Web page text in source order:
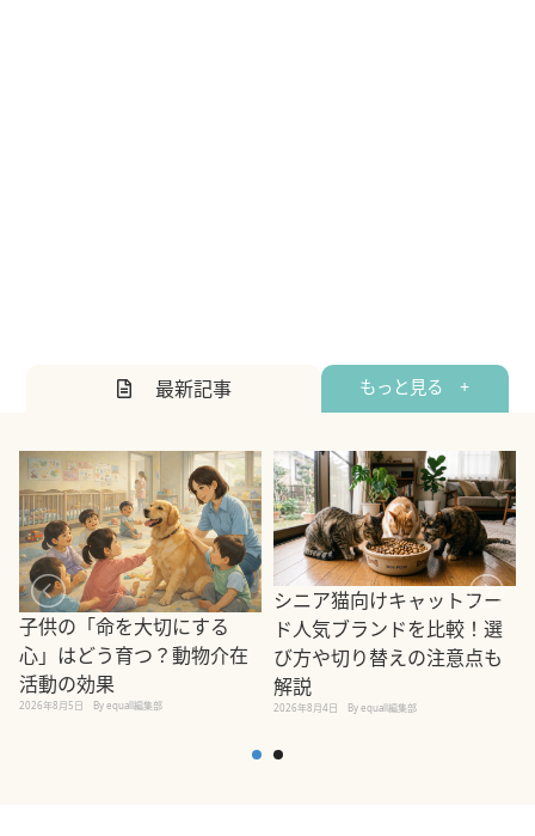
最新記事 もっと見る +
子供の「命を大切にする
心」はどう育つ？動物介在
活動の効果
2026年8月5日 By equall編集部
シニア猫向けキャットフー
ド人気ブランドを比較！選
び方や切り替えの注意点も
解説
2026年8月4日 By equall編集部